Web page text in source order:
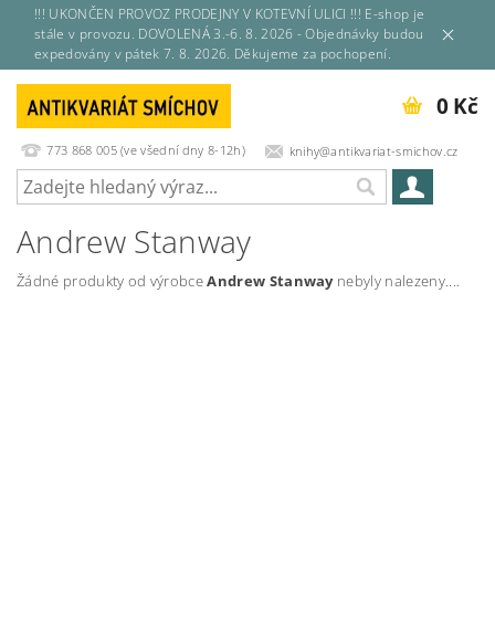
!!! UKONČEN PROVOZ PRODEJNY V KOTEVNÍ ULICI !!! E-shop je
stále v provozu. DOVOLENÁ 3.-6. 8. 2026 - Objednávky budou
expedovány v pátek 7. 8. 2026. Děkujeme za pochopení.
773 868 005 (ve všední dny 8-12h) knihy@antikvariat-smichov.cz
0 Kč
Andrew Stanway
Žádné produkty od výrobceAndrew Stanwaynebyly nalezeny....